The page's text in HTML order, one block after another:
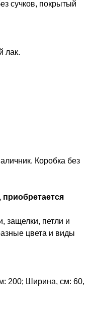
сучков, покрытый
лак.
Коробка без
защелки, петли и
цвета и виды
200; Ширина, см: 60,